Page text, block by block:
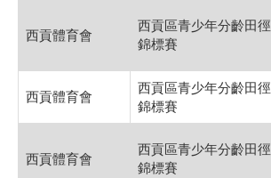
西貢體育會
西貢區青少年分齡田徑
錦標賽
西貢體育會
西貢區青少年分齡田徑
錦標賽
西貢體育會
西貢區青少年分齡田徑
錦標賽